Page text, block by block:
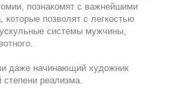
познакомят с важнейшими
которые позволят с легкостью
системы мужчины,
даже начинающий художник
реализма.